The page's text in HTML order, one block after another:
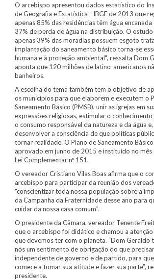
O arcebispo apresentou dados estatístico do
de Geografia e Estatística - IBGE de 2013 que
apenas 85% das residências têm água
37% de perda de água na distribuição. O
apenas 39% das moradias possuem esgoto
implantação do saneamento básico torna-se
humana e à proteção ambiental", ressalta Dom
aponta que 120 milhões de latino-americanos
banheiros.
A escolha do tema também tem o objetivo de
os municípios para que elaborem e executem o
Saneamento Básico (PMSB), unir as igrejas em
expressões religiosas, estimular o
o consumo responsável da natureza e da água
desenvolver a consciência de que políticas
tornar realidade. O Plano de Saneamento
aprovado em junho de 2015 e instituído no mês
Lei Complementar nº 151.
O vereador Cristiano Vilas Boas afirma que o
arcebispo para participar da reunião dos
“conscientizar toda nossa população sobre a
da Campanha da Fraternidade desse ano para
cuidar da nossa casa comum”.
O presidente da Câmara, vereador Tenente
que o arcebispo foi didático e chamou a
que devemos ter com o planeta. “Dom Geraldo
nós um sentimento de obrigação do que
independente de governo e de partido, para
comece a tomar sua atitude e fazer sua parte”,
presidente.